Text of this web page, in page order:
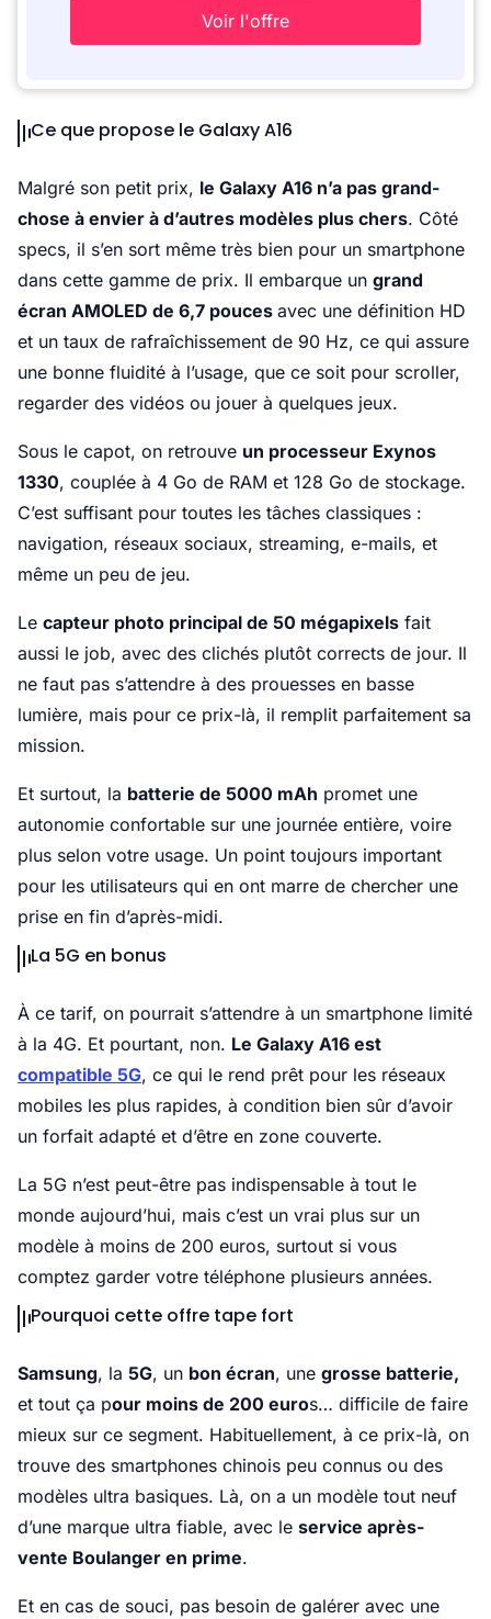
Voir l'offre
Ce que propose le Galaxy A16
Malgré son petit prix, le Galaxy A16 n’a pas grand-
chose à envier à d’autres modèles plus chers. Côté
specs, il s’en sort même très bien pour un smartphone
dans cette gamme de prix. Il embarque un grand
écran AMOLED de 6,7 pouces avec une définition HD
et un taux de rafraîchissement de 90 Hz, ce qui assure
une bonne fluidité à l’usage, que ce soit pour scroller,
regarder des vidéos ou jouer à quelques jeux.
Sous le capot, on retrouve un processeur Exynos
1330, couplée à 4 Go de RAM et 128 Go de stockage.
C’est suffisant pour toutes les tâches classiques :
navigation, réseaux sociaux, streaming, e-mails, et
même un peu de jeu.
Le capteur photo principal de 50 mégapixels fait
aussi le job, avec des clichés plutôt corrects de jour. Il
ne faut pas s’attendre à des prouesses en basse
lumière, mais pour ce prix-là, il remplit parfaitement sa
mission.
Et surtout, la batterie de 5000 mAh promet une
autonomie confortable sur une journée entière, voire
plus selon votre usage. Un point toujours important
pour les utilisateurs qui en ont marre de chercher une
prise en fin d’après-midi.
La 5G en bonus
À ce tarif, on pourrait s’attendre à un smartphone limité
à la 4G. Et pourtant, non. Le Galaxy A16 est
compatible 5G, ce qui le rend prêt pour les réseaux
mobiles les plus rapides, à condition bien sûr d’avoir
un forfait adapté et d’être en zone couverte.
La 5G n’est peut-être pas indispensable à tout le
monde aujourd’hui, mais c’est un vrai plus sur un
modèle à moins de 200 euros, surtout si vous
comptez garder votre téléphone plusieurs années.
Pourquoi cette offre tape fort
Samsung, la 5G, un bon écran, une grosse batterie,
et tout ça pour moins de 200 euros… difficile de faire
mieux sur ce segment. Habituellement, à ce prix-là, on
trouve des smartphones chinois peu connus ou des
modèles ultra basiques. Là, on a un modèle tout neuf
d’une marque ultra fiable, avec le service après-
vente Boulanger en prime.
Et en cas de souci, pas besoin de galérer avec une